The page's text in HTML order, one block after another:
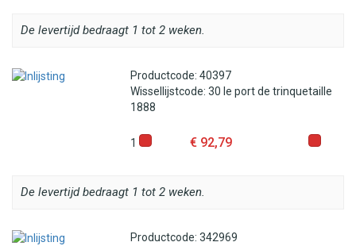
De levertijd bedraagt 1 tot 2 weken.
Productcode: 40397
Wissellijstcode: 30 le port de trinquetaille
1888
1 € 92,79
De levertijd bedraagt 1 tot 2 weken.
Productcode: 342969